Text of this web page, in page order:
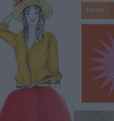
HOME